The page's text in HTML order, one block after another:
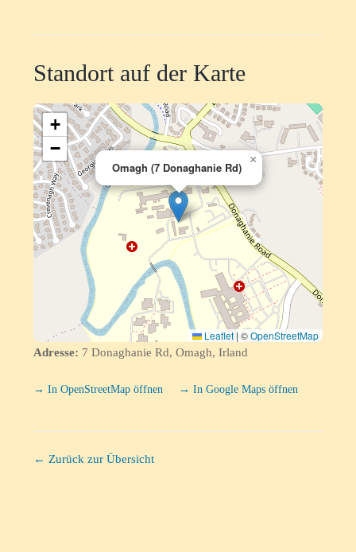
Standort auf der Karte
Omagh (7 Donaghanie Rd)
×
+
−
Leaflet | ©OpenStreetMap
Adresse: 7 Donaghanie Rd, Omagh, Irland
→ In OpenStreetMap öffnen → In Google Maps öffnen
← Zurück zur Übersicht